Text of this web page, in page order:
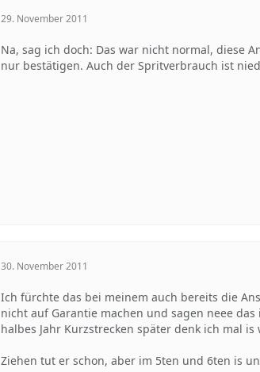
29. November 2011
Na, sag ich doch: Das war nicht normal, diese
nur bestätigen. Auch der Spritverbrauch ist
30. November 2011
Ich fürchte das bei meinem auch bereits die
nicht auf Garantie machen und sagen neee
halbes Jahr Kurzstrecken später denk ich mal
Ziehen tut er schon, aber im 5ten und 6ten is